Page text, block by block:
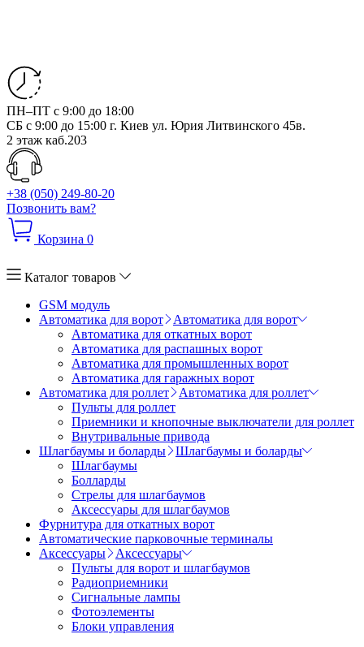
ПН–ПТ с 9:00 до 18:00
СБ с 9:00 до 15:00 г. Киев ул. Юрия Литвинского 45в.
2 этаж каб.203
+38 (050) 249-80-20
Позвонить вам?
Корзина 0
Каталог товаров
GSM модуль
Автоматика для ворот
Автоматика для ворот
Автоматика для откатных ворот
Автоматика для распашных ворот
Автоматика для промышленных ворот
Автоматика для гаражных ворот
Автоматика для роллет
Автоматика для роллет
Пульты для роллет
Приемники и кнопочные выключатели для роллет
Внутривальные привода
Шлагбаумы и боларды
Шлагбаумы и боларды
Шлагбаумы
Болларды
Стрелы для шлагбаумов
Аксессуары для шлагбаумов
Фурнитура для откатных ворот
Автоматические парковочные терминалы
Аксессуары
Аксессуары
Пульты для ворот и шлагбаумов
Радиоприемники
Сигнальные лампы
Фотоэлементы
Блоки управления